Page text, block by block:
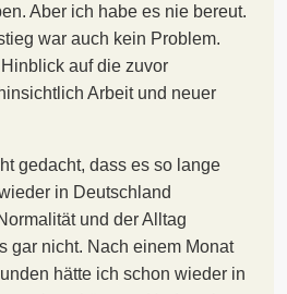
Aber ich habe es nie bereut.
war auch kein Problem.
auf die zuvor
Arbeit und neuer
gedacht, dass es so lange
in Deutschland
und der Alltag
gar nicht. Nach einem Monat
hätte ich schon wieder in